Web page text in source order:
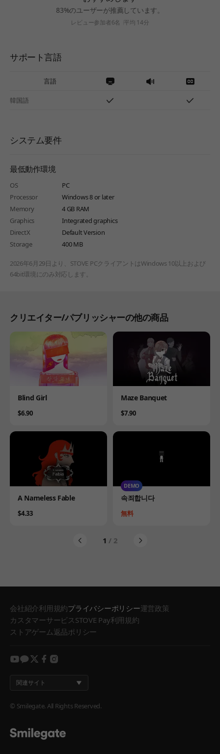
83%のユーザーが推薦しています。
レビュー参加者6名 平均 14分
サポート言語
言語
韓国語
システム要件
最低動作環境
OS
PC
Processor
Windows 8 or later
Memory
4 GB RAM
Graphics
Integrated graphics
DirectX
Default Version
Storage
400 MB
2026年6月29日より、STOVE PCクライアントはWindows 10以上および
64bit環境にのみ対応します。
クリエイター/パブリッシャーの他の商品
Product
Blind Girl
Price
$6.90
Product
Maze Banquet
Price
$7.90
Product
A Nameless Fable
Price
$4.33
DEMO
Product
속죄합니다
Price
無料
1 / 2
会社紹介利用規約プライバシーポリシー運営政策
カスタマーサービスSTOVE Pay利用規約
ストアゲーム返品ポリシー
youtube
kakao
twitter
facebook
instagram
関連サイト
© Smilegate. All Rights Reserved.